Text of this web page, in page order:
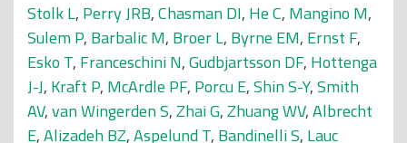
Stolk L, Perry JRB,Chasman DI, He C, Mangino M,
Sulem P, Barbalic M, Broer L, Byrne EM, Ernst F,
Esko T, Franceschini N,Gudbjartsson DF, Hottenga
J-J, Kraft P, McArdle PF, Porcu E,Shin S-Y,Smith
AV,van Wingerden S,Zhai G,Zhuang WV,Albrecht
E,Alizadeh BZ,Aspelund T, Bandinelli S, Lauc